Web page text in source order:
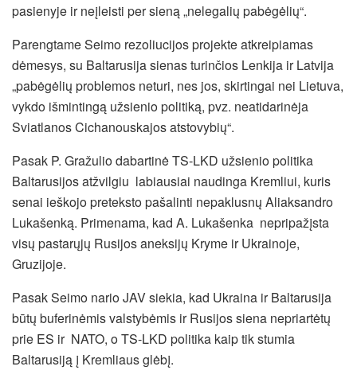
pasienyje ir neįleisti per sieną „nelegalių pabėgėlių“.
Parengtame Seimo rezoliucijos projekte atkreipiamas
dėmesys, su Baltarusija sienas turinčios Lenkija ir Latvija
„pabėgėlių problemos neturi, nes jos, skirtingai nei Lietuva,
vykdo išmintingą užsienio politiką, pvz. neatidarinėja
Sviatlanos Cichanouskajos atstovybių“.
Pasak P. Gražulio dabartinė TS-LKD užsienio politika
Baltarusijos atžvilgiu labiausiai naudinga Kremliui, kuris
senai ieškojo preteksto pašalinti nepaklusnų Aliaksandro
Lukašenką. Primenama, kad A. Lukašenka nepripažįsta
visų pastarųjų Rusijos aneksijų Kryme ir Ukrainoje,
Gruzijoje.
Pasak Seimo nario JAV siekia, kad Ukraina ir Baltarusija
būtų buferinėmis valstybėmis ir Rusijos siena nepriartėtų
prie ES ir NATO, o TS-LKD politika kaip tik stumia
Baltarusiją į Kremliaus glėbį.